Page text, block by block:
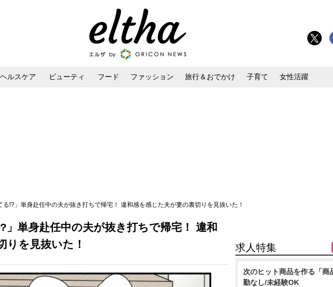
ヘルスケア ビューティ フード ファッション 旅行＆おでかけ 子育て 女性活躍
る!?」単身赴任中の夫が抜き打ちで帰宅！ 違和感を感じた夫が妻の裏切りを見抜いた！
」単身赴任中の夫が抜き打ちで帰宅！ 違和
りを見抜いた！
求人特集
次のヒット商品を作る「商
勤なし/未経験OK